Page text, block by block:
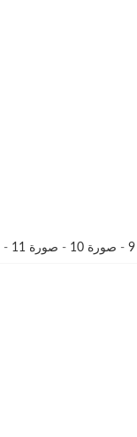
- صورة 10 - صورة 11 -